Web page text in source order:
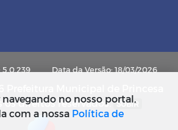
5.0.239 Data da Versão: 18/03/2026
os direitos reservados. SUBIR
no nosso portal,
com a nossa Política de